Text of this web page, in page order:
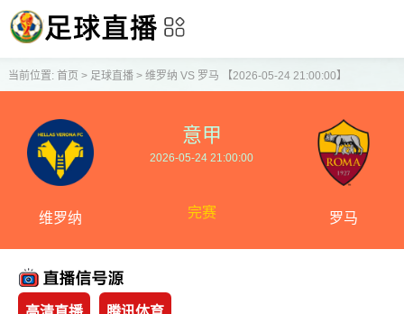
当前位置: 首页 > 足球直播> 维罗纳 VS 罗马 【2026-05-24 21:00:00】
维罗纳
意甲
2026-05-24 21:00:00
完赛 罗马